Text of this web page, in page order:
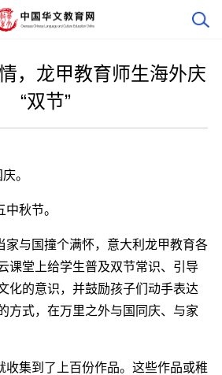
，龙甲教育师生海外庆
“双节”
。
秋节。
与国撞个满怀，意大利龙甲教育各
课堂上给学生普及双节常识、引导
化的意识，并鼓励孩子们动手表达
方式，在万里之外与国同庆、与家
集到了上百份作品。这些作品或稚